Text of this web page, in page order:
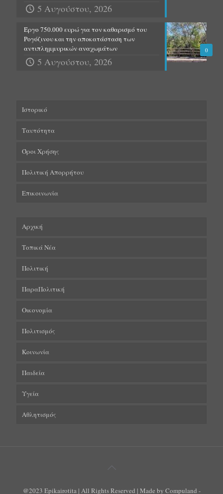
5 Αυγούστου, 2026
0
Έργο 750.000 ευρώ για τον καθαρισμό του
Ρογόζινου και την αποκατάσταση των
αντιπλημμυρικών αναχωμάτων
5 Αυγούστου, 2026
Ιστορικό
Ταυτότητα
Όροι Χρήσης
Πολιτική Απορρήτου
Επικοινωνία
Αρχική
Τοπικά Νέα
Πολιτική
ΠαραΠολιτική
Οικονομία
Πολιτισμός
Κοινωνία
Παιδεία
Υγεία
Αθλητισμός
@2023 Epikairotita | All Rights Reserved | Made by Compuland -